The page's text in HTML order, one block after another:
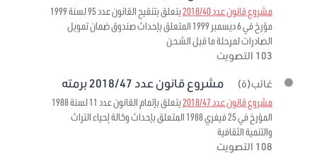
مشروع قانون عدد 2018/40
يتعلق بتنقيح القانون عدد 95 لسنة 1999
مؤرخ في 6 ديسمبر 1999 المتعلق بإحداث صندوق ضمان تمويل
الصادرات لمرحلة ما قبل الشحن
103 التصويت
غائب(ة) مشروع قانون عدد 2018/47 برمته
مشروع قانون عدد 2018/47
يتعلق بإتمام القانون عدد 11 لسنة 1988
المؤرخ في 25 فيفري 1988 المتعلق بإحداث وكالة إحياء التراث
والتنمية الثقافية
108 التصويت